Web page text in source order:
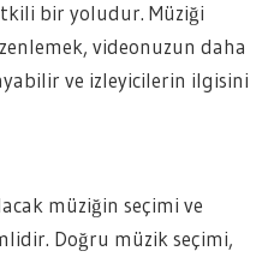
bir yoludur. Müziği
videonuzun daha
ve izleyicilerin ilgisini
müziğin seçimi ve
Doğru müzik seçimi,